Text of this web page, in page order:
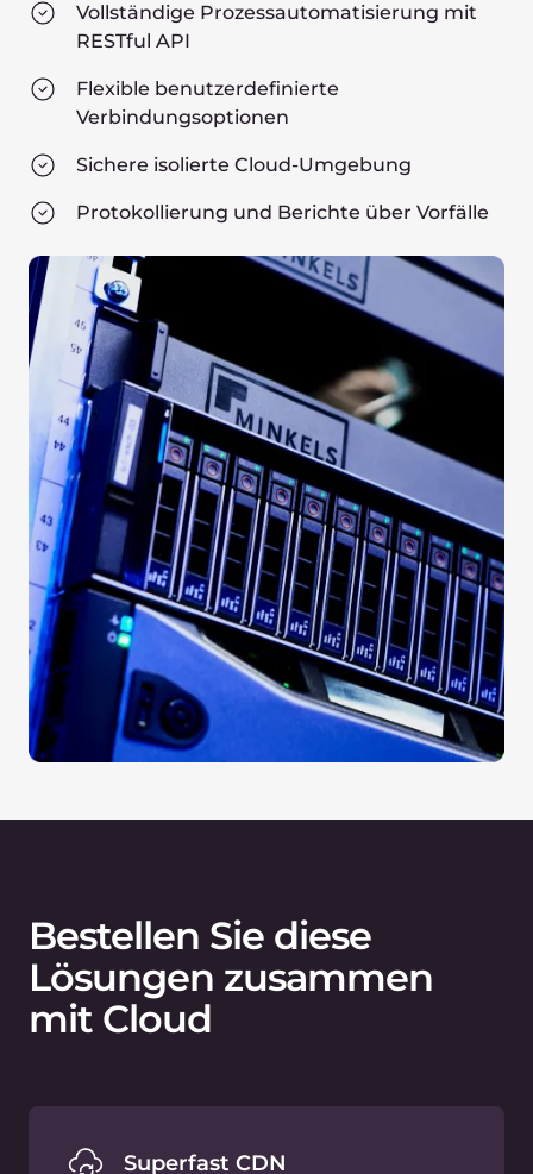
Vollständige Prozessautomatisierung mit
RESTful API
Flexible benutzerdefinierte
Verbindungsoptionen
Sichere isolierte Cloud-Umgebung
Protokollierung und Berichte über Vorfälle
Bestellen Sie diese
Lösungen zusammen
mit Cloud
Superfast CDN